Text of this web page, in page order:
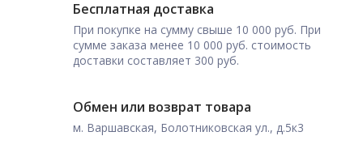
Бесплатная доставка
При покупке на сумму свыше 10 000 руб. При
сумме заказа менее 10 000 руб. стоимость
доставки составляет 300 руб.
Обмен или возврат товара
м. Варшавская, Болотниковская ул., д.5к3